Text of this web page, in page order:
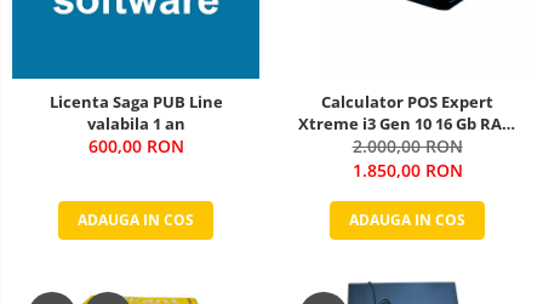
Licenta Saga PUB Line
valabila 1 an
600,00 RON
ADAUGA IN COS
Calculator POS Expert
Xtreme i3 Gen 10 16 Gb RAM
256 SSD Windows 11
2.000,00 RON
1.850,00 RON
ADAUGA IN COS